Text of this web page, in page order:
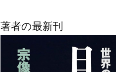
著者の最新刊